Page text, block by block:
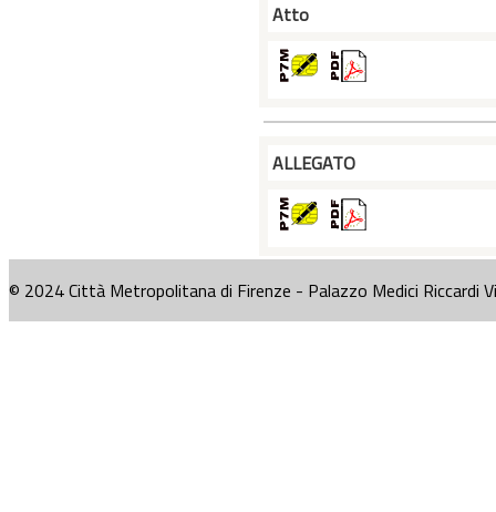
Atto
ALLEGATO
© 2024 Città Metropolitana di Firenze - Palazzo Medici Riccardi